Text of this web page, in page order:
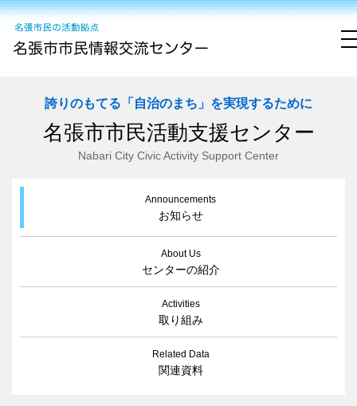
誇りのもてる「自治のまち」を実現するために
名張市市民活動支援センター
Nabari City Civic Activity Support Center
Announcements
お知らせ
About Us
センターの紹介
Activities
取り組み
Related Data
関連資料